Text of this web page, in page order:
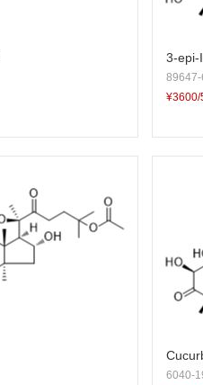
3-epi-
89647-
¥3600/
6040-